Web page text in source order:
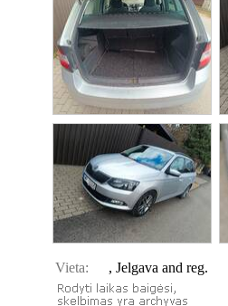
Vieta: , Jelgava and reg.